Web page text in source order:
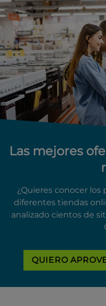
Las mejores
¿Quieres conocer
diferentes tiendas
analizado cientos de
QUIERO